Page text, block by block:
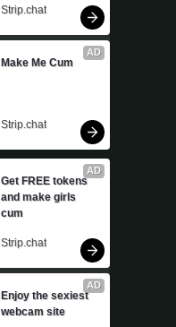
Strip.chat
AD
Make Me Cum
Strip.chat
AD
Get FREE tokens
and make girls
cum
Strip.chat
AD
Enjoy the sexiest
webcam site